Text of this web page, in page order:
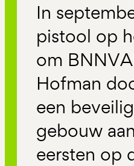
In
pistool op
om
Hofman
een
gebouw
eersten op